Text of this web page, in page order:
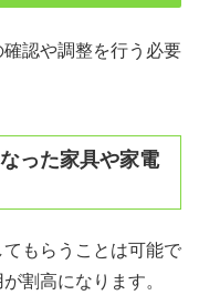
認や調整を行う必要
った家具や家電
もらうことは可能で
割高になります。